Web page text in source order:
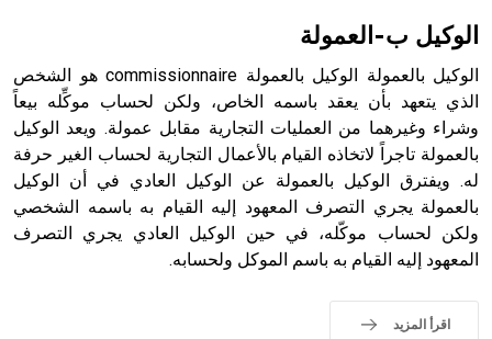
- هل تعلم أن أبجر Abgar اسم معروف جيداً يعود إلى عدد من
الملوك الذين حكموا مدينة إديسا (الرها) من أبجر الأول وحتى
التاسع، وهم ينتسبون إلى أسرة أوسروين
sign تكتب منفصلة غير متصلة، وتعتمد المبدأ الأكوروفوني،
الوكيل ب-العمولة
الوكيل بالعمولة الوكيل بالعمولة commissionnaire هو الشخص
الذي يتعهد بأن يعقد باسمه الخاص، ولكن لحساب موكِّله بيعاً
وشراء وغيرهما من العمليات التجارية مقابل عمولة. ويعد الوكيل
بالعمولة تاجراً لاتخاذه القيام بالأعمال التجارية لحساب الغير حرفة
له. ويفترق الوكيل بالعمولة عن الوكيل العادي في أن الوكيل
بالعمولة يجري التصرف المعهود إليه القيام به باسمه الشخصي
ولكن لحساب موكّله، في حين الوكيل العادي يجري التصرف
المعهود إليه القيام به باسم الموكل ولحسابه.
اقرأ المزيد